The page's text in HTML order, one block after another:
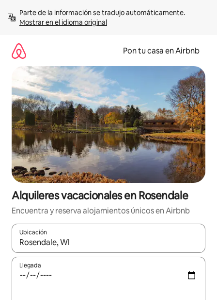
contenidoMostrar en el idioma original
Pon tu casa en Airbnb
Alquileres vacacionales en Rosendale
Encuentra y reserva alojamientos únicos en Airbnb
Ubicación
Cuando los resultados estén disponibles, navega con las
Llegada